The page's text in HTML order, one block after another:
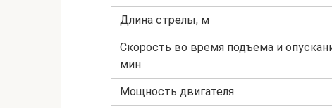
Длина стрелы, м
Скорость во время подъема и
мин
Мощность двигателя